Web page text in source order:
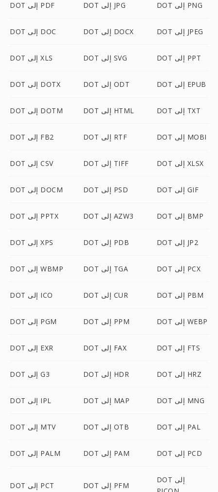
DOT إلى PDF DOT إلى JPG DOT إلى PNG
DOT إلى DOC DOT إلى DOCX DOT إلى JPEG
DOT إلى XLS DOT إلى SVG DOT إلى PPT
DOT إلى DOTX DOT إلى ODT DOT إلى EPUB
DOT إلى DOTM DOT إلى HTML DOT إلى TXT
DOT إلى FB2 DOT إلى RTF DOT إلى MOBI
DOT إلى CSV DOT إلى TIFF DOT إلى XLSX
DOT إلى DOCM DOT إلى PSD DOT إلى GIF
DOT إلى PPTX DOT إلى AZW3 DOT إلى BMP
DOT إلى XPS DOT إلى PDB DOT إلى JP2
DOT إلى WBMP DOT إلى TGA DOT إلى PCX
DOT إلى ICO DOT إلى CUR DOT إلى PBM
DOT إلى PGM DOT إلى PPM DOT إلى WEBP
DOT إلى EXR DOT إلى FAX DOT إلى FTS
DOT إلى G3 DOT إلى HDR DOT إلى HRZ
DOT إلى IPL DOT إلى MAP DOT إلى MNG
DOT إلى MTV DOT إلى OTB DOT إلى PAL
DOT إلى PALM DOT إلى PAM DOT إلى PCD
DOT إلى PCT DOT إلى PFM
DOT إلى